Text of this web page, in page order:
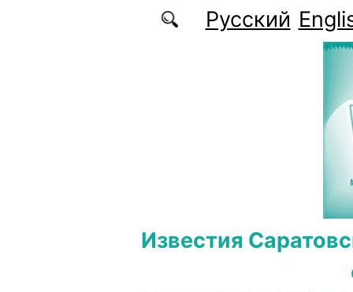
Перейти к основному содержаниюРусский
Известия